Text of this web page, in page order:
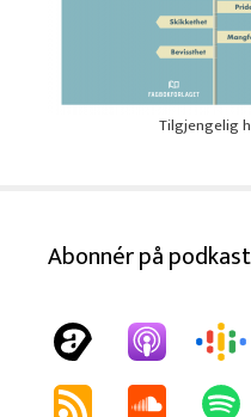
Tilgjengelig
Abonnér på